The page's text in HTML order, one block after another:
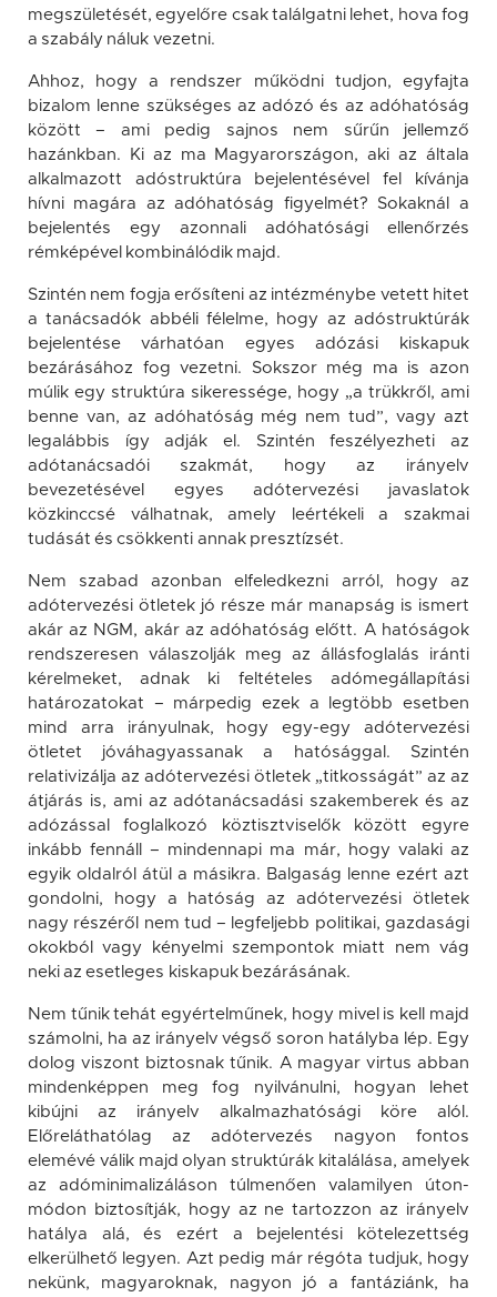
megszületését, egyelőre csak találgatni lehet, hova fog
a szabály náluk vezetni.
Ahhoz, hogy a rendszer működni tudjon, egyfajta
bizalom lenne szükséges az adózó és az adóhatóság
között – ami pedig sajnos nem sűrűn jellemző
hazánkban. Ki az ma Magyarországon, aki az általa
alkalmazott adóstruktúra bejelentésével fel kívánja
hívni magára az adóhatóság figyelmét? Sokaknál a
bejelentés egy azonnali adóhatósági ellenőrzés
rémképével kombinálódik majd.
Szintén nem fogja erősíteni az intézménybe vetett hitet
a tanácsadók abbéli félelme, hogy az adóstruktúrák
bejelentése várhatóan egyes adózási kiskapuk
bezárásához fog vezetni. Sokszor még ma is azon
múlik egy struktúra sikeressége, hogy „a trükkről, ami
benne van, az adóhatóság még nem tud”, vagy azt
legalábbis így adják el. Szintén feszélyezheti az
adótanácsadói szakmát, hogy az irányelv
bevezetésével egyes adótervezési javaslatok
közkinccsé válhatnak, amely leértékeli a szakmai
tudását és csökkenti annak presztízsét.
Nem szabad azonban elfeledkezni arról, hogy az
adótervezési ötletek jó része már manapság is ismert
akár az NGM, akár az adóhatóság előtt. A hatóságok
rendszeresen válaszolják meg az állásfoglalás iránti
kérelmeket, adnak ki feltételes adómegállapítási
határozatokat – márpedig ezek a legtöbb esetben
mind arra irányulnak, hogy egy-egy adótervezési
ötletet jóváhagyassanak a hatósággal. Szintén
relativizálja az adótervezési ötletek „titkosságát” az az
átjárás is, ami az adótanácsadási szakemberek és az
adózással foglalkozó köztisztviselők között egyre
inkább fennáll – mindennapi ma már, hogy valaki az
egyik oldalról átül a másikra. Balgaság lenne ezért azt
gondolni, hogy a hatóság az adótervezési ötletek
nagy részéről nem tud – legfeljebb politikai, gazdasági
okokból vagy kényelmi szempontok miatt nem vág
neki az esetleges kiskapuk bezárásának.
Nem tűnik tehát egyértelműnek, hogy mivel is kell majd
számolni, ha az irányelv végső soron hatályba lép. Egy
dolog viszont biztosnak tűnik. A magyar virtus abban
mindenképpen meg fog nyilvánulni, hogyan lehet
kibújni az irányelv alkalmazhatósági köre alól.
Előreláthatólag az adótervezés nagyon fontos
elemévé válik majd olyan struktúrák kitalálása, amelyek
az adóminimalizáláson túlmenően valamilyen úton-
módon biztosítják, hogy az ne tartozzon az irányelv
hatálya alá, és ezért a bejelentési kötelezettség
elkerülhető legyen. Azt pedig már régóta tudjuk, hogy
nekünk, magyaroknak, nagyon jó a fantáziánk, ha